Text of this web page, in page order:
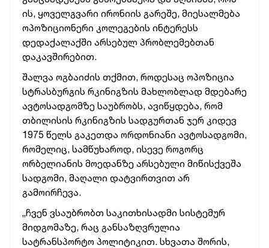
ის, ყოველგვარი ირონიის გარეშე, მიესალმება
ოპოზიციონერი კოლეგების ინტერესს
დედაქალაქში არსებულ პრობლემებთან
დაკავშირებით.
შალვა ოგბაიძის თქმით, როდესაც ოპოზიცია
სტრასბურგის რკინიგზის მახლობლად მდებარე
ავტოსადგომზე საუბრობს, ავიწყდება, რომ
თბილისის რკინიგზის სადგურთან ჯერ კიდევ
1975 წელს გაკეთდა ორდონიანი ავტოსადგომი,
რომელიც, სამწუხაროდ, ისევე როგორც
ორბელიანის მოედანზე არსებული მიწისქვეშა
სადგომი, მაღალი დატვირთვით არ
გამოირჩევა.
„ჩვენ ვსაუბრობთ საკითხისადმი სისტემურ
მიდგომაზე, რაც განსაზღვრულია
სატრანსპორტო პოლიტიკით. სხვათა შორის,